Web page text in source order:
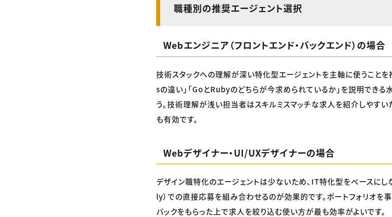
職種別の推奨エージェント選択
Webエンジニア（フロントエンド・バックエンド）の場合
技術スタックへの理解が深い特化型エージェントを主軸に使うこと
sの違い」「GoとRubyのどちらが今求められているか」を説明できる
う。技術理解が浅い担当者はスキルミスマッチな求人を紹介しやす
も有効です。
Webデザイナー・UI/UXデザイナーの場合
デザイン職特化のエージェントは少ないため、IT特化型をベースにし
ly）での直接応募を組み合わせるのが効果的です。ポートフォリオを
バックをもらった上で求人を絞り込む使い方が最も効率がよいです。